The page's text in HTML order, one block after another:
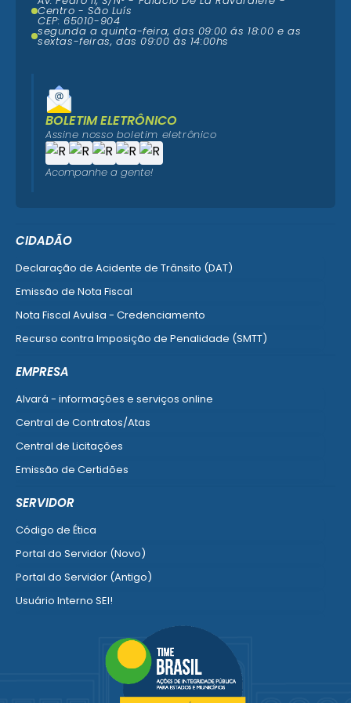
CIDADÃO
Declaração de Acidente de Trânsito (DAT)
Emissão de Nota Fiscal
Nota Fiscal Avulsa - Credenciamento
Recurso contra Imposição de Penalidade (SMTT)
EMPRESA
Alvará - informações e serviços online
Central de Contratos/Atas
Central de Licitações
Emissão de Certidões
SERVIDOR
Código de Ética
Portal do Servidor (Novo)
Portal do Servidor (Antigo)
Usuário Interno SEI!
Portal do Segurado
Manual de Gestão Patrimonial
Centro - São Luís
CEP: 65010-904
segunda a quinta-feira, das 09:00 ás 18:00 e as
sextas-feiras, das 09:00 às 14:00hs
BOLETIM ELETRÔNICO
Assine nosso boletim eletrônico
Acompanhe a gente!